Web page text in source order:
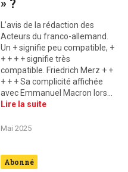
L’avis de la rédaction des
Acteurs du franco-allemand.
Un + signifie peu compatible, +
+ + + + signifie très
compatible. Friedrich Merz + +
+ + + Sa complicité affichée
avec Emmanuel Macron lors…
Lire la suite
Mai 2025
Abonné